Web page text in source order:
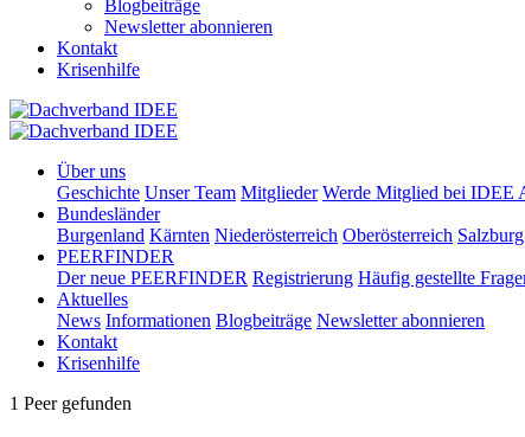
Blogbeiträge
Newsletter abonnieren
Kontakt
Krisenhilfe
Über uns
Geschichte Unser Team Mitglieder Werde Mitglied bei IDEE
Bundesländer
Burgenland Kärnten Niederösterreich Oberösterreich Salzburg
PEERFINDER
Der neue PEERFINDER Registrierung Häufig gestellte
Aktuelles
News Informationen Blogbeiträge Newsletter abonnieren
Kontakt
Krisenhilfe
1 Peer gefunden